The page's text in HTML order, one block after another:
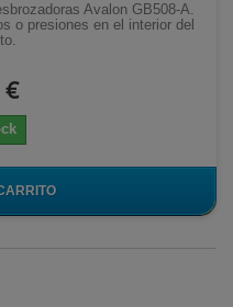
Avalon GB508-A.
o presiones en el interior del
€